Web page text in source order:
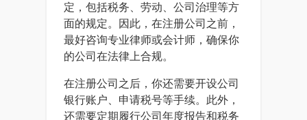
定，包括税务、劳动、公司治理等方
面的规定。因此，在注册公司之前，
最好咨询专业律师或会计师，确保你
的公司在法律上合规。
在注册公司之后，你还需要开设公司
银行账户、申请税号等手续。此外，
还需要定期履行公司年度报告和税务